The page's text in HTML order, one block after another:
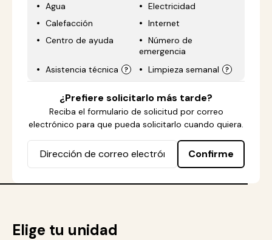
Agua
Electricidad
Calefacción
Internet
Centro de ayuda
Número de
emergencia
Asistencia técnica
Limpieza semanal
¿Prefiere solicitarlo más tarde?
Reciba el formulario de solicitud por correo
electrónico para que pueda solicitarlo cuando quiera.
Confirme
Elige tu unidad